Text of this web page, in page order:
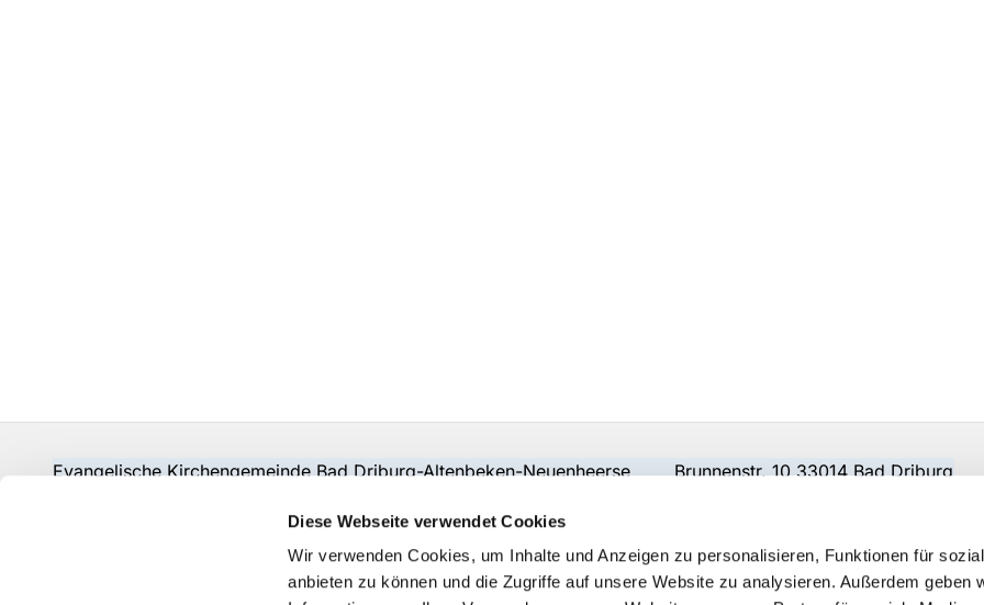
Diese Webseite verwendet Cookies
Wir verwenden Cookies, um Inhalte und Anzeigen zu personalisieren, Funktionen für
anbieten zu können und die Zugriffe auf unsere Website zu analysieren. Außerdem geben
Evangelische Kirchengemeinde Bad Driburg-Altenbeken-Neuenheerse Brunnenstr. 10 33014 Bad Driburg